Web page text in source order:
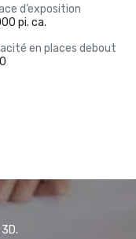
d’exposition
pi. ca.
en places debout